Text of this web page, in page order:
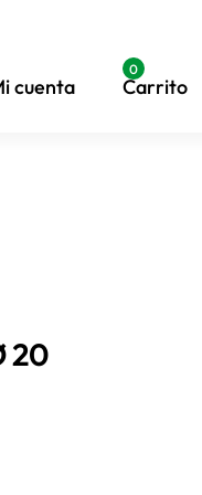
cuenta Carrito
0
20